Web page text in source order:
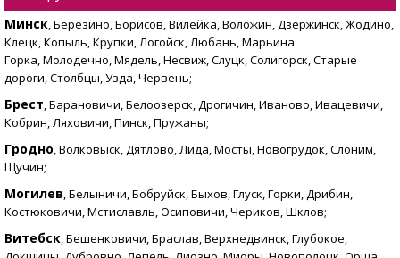
Минск, Березино, Борисов, Вилейка, Воложин, Дзержинск, Жодино,
Клецк, Копыль, Крупки, Логойск, Любань, Марьина
Горка, Молодечно, Мядель, Несвиж, Слуцк, Солигорск, Старые
дороги, Столбцы, Узда, Червень;
Брест, Барановичи, Белоозерск, Дрогичин, Иваново, Ивацевичи,
Кобрин, Ляховичи, Пинск, Пружаны;
Гродно, Волковыск, Дятлово, Лида, Мосты, Новогрудок, Слоним,
Щучин;
Могилев, Белыничи, Бобруйск, Быхов, Глуск, Горки, Дрибин,
Костюковичи, Мстиславль, Осиповичи, Чериков, Шклов;
Витебск, Бешенковичи, Браслав, Верхнедвинск, Глубокое,